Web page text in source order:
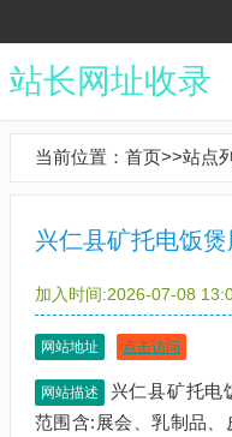
站长网址收录
当前位置： 首页>>站点
兴仁县矿托电饭煲
加入时间:2026-07-08
网站地址 点击访问
网站描述
兴仁县矿托电
范围含:展会、乳制品